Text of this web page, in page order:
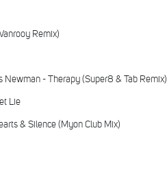
Remix)
- Therapy (Super8 & Tab Remix)
Lie
& Silence (Myon Club Mix)